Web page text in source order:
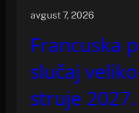
avgust 7, 2026
Francuska
slučaj
struje